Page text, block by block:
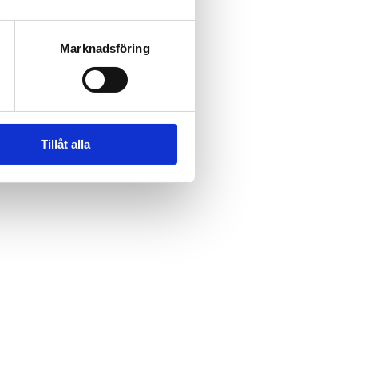
Marknadsföring
Tillåt alla